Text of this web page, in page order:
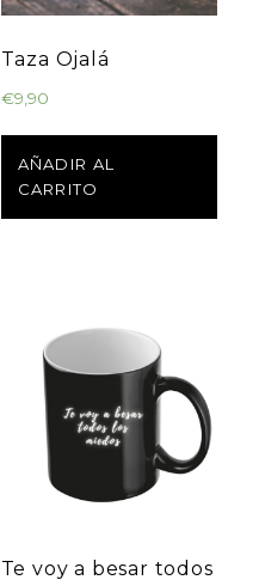
Taza Ojalá
€9,90
AÑADIR AL
CARRITO
Te voy a besar todos